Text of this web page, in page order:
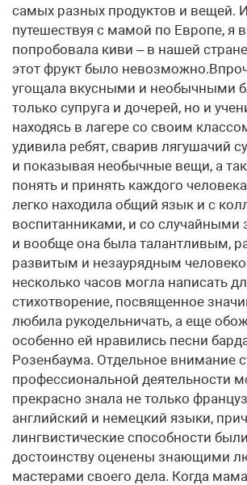
самых разных продуктов и вещей.
путешествуя с мамой по Европе, я
попробовала киви – в нашей
этот фрукт было
угощала вкусными и необычными
только супруга и дочерей, но и
находясь в лагере со своим
удивила ребят, сварив лягушачий
и показывая необычные вещи, а
понять и принять каждого
легко находила общий язык и с
воспитанниками, и со
и вообще она была талантливым,
развитым и незаурядным
несколько часов могла написать
стихотворение, посвященное
любила рукодельничать, а еще
особенно ей нравились песни
Розенбаума. Отдельное внимание
профессиональной деятельности
прекрасно знала не только
английский и немецкий языки,
лингвистические способности
достоинству оценены знающими
мастерами своего дела. Когда